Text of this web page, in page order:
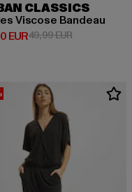
CLASSICS
Viscose Bandeau
EURPreis: 24,00 EUR
49,99 EURAktionspreis: